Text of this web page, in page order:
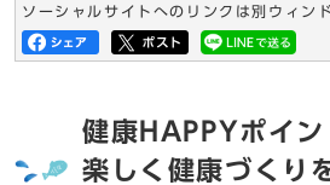
ソーシャルサイトへのリンクは別ウィン
健康HAPPYポイン
楽しく健康づくり